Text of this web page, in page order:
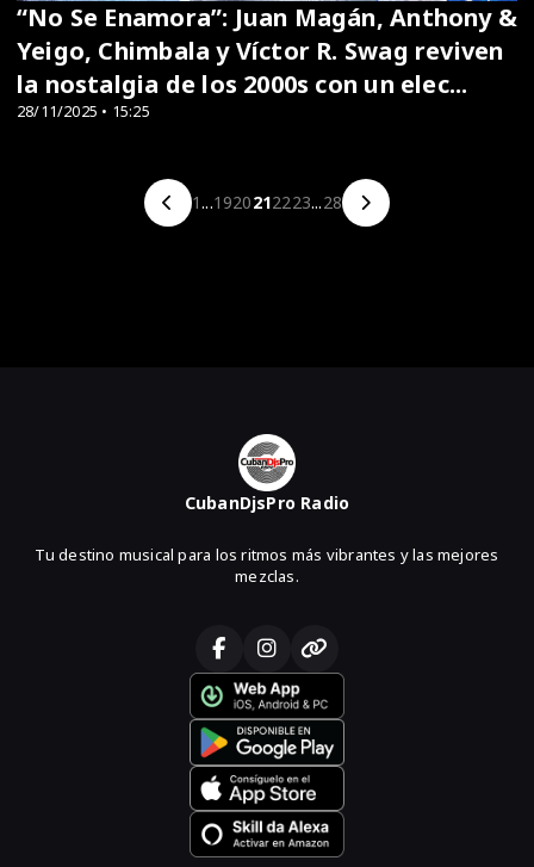
28/11/2025 • 15:25
“No Se Enamora”: Juan Magán, Anthony &
Yeigo, Chimbala y Víctor R. Swag reviven
la nostalgia de los 2000s con un elec...
1...1920212223...28
CubanDjsPro Radio
Tu destino musical para los ritmos más vibrantes y las mejores
mezclas.